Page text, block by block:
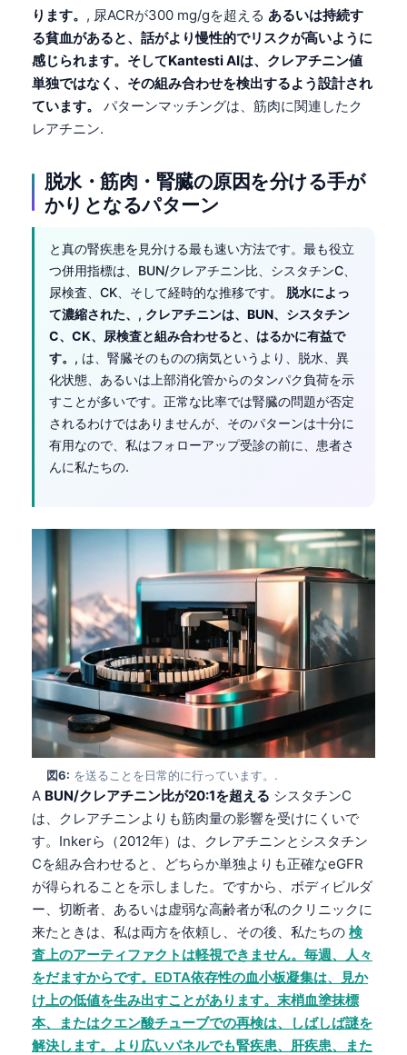
ります。 , 尿ACRが300 mg/gを超える あるいは持続す
る貧血があると、話がより慢性的でリスクが高いように
感じられます。そしてKantesti AIは、クレアチニン値
単独ではなく、その組み合わせを検出するよう設計され
ています。
パターンマッチングは、筋肉に関連したク
レアチニン.
脱水・筋肉・腎臓の原因を分ける手が
かりとなるパターン
と真の腎疾患を見分ける最も速い方法です。最も役立
つ併用指標は、BUN/クレアチニン比、シスタチンC、
尿検査、CK、そして経時的な推移です。 脱水によっ
て濃縮された、 , クレアチニンは、BUN、シスタチン
C、CK、尿検査と組み合わせると、はるかに有益で
す。 , は、腎臓そのものの病気というより、脱水、異
化状態、あるいは上部消化管からのタンパク負荷を示
すことが多いです。正常な比率では腎臓の問題が否定
されるわけではありませんが、そのパターンは十分に
有用なので、私はフォローアップ受診の前に、患者さ
んに私たちの.
図6: を送ることを日常的に行っています。.
A BUN/クレアチニン比が20:1を超える シスタチンC
は、クレアチニンよりも筋肉量の影響を受けにくいで
す。Inkerら（2012年）は、クレアチニンとシスタチン
Cを組み合わせると、どちらか単独よりも正確なeGFR
が得られることを示しました。ですから、ボディビルダ
ー、切断者、あるいは虚弱な高齢者が私のクリニックに
来たときは、私は両方を依頼し、その後、私たちの 検
査上のアーティファクトは軽視できません。毎週、人々
をだますからです。EDTA依存性の血小板凝集は、見か
け上の低値を生み出すことがあります。末梢血塗抹標
本、またはクエン酸チューブでの再検は、しばしば謎を
解決します。より広いパネルでも腎疾患、肝疾患、また
Basa Jawa
Cebuano
ئۇيغۇرچە
Кыргызча
Татар теле
Беларуская мова
Esperanto
Frysk
Ślōnskŏ gŏdka
Norsk bokmål